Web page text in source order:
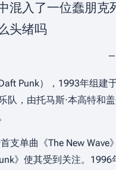
混入了一位蠢朋克
头绪吗
Punk），1993年组建
队，由托马斯·本高特和
支单曲《The New Wave
》使其受到关注。1996